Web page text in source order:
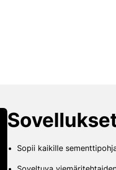
Sopii kaikille